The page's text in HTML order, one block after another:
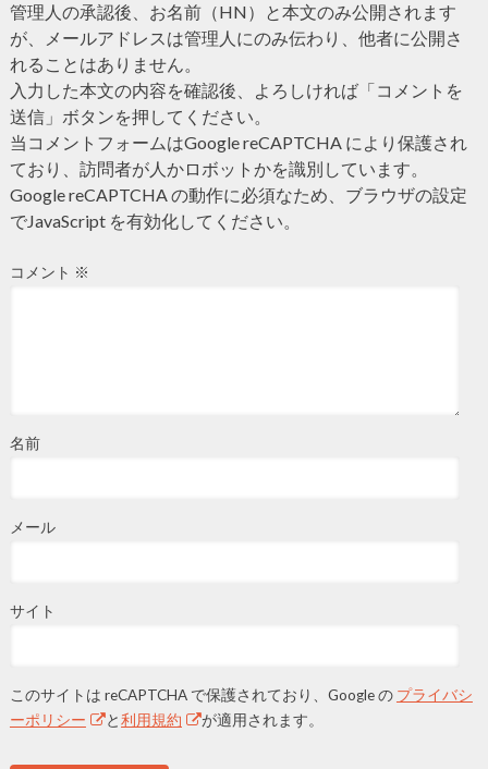
管理人の承認後、お名前（HN）と本文のみ公開されます
が、メールアドレスは管理人にのみ伝わり、他者に公開さ
れることはありません。
入力した本文の内容を確認後、よろしければ「コメントを
送信」ボタンを押してください。
当コメントフォームはGoogle reCAPTCHA により保護され
ており、訪問者が人かロボットかを識別しています。
Google reCAPTCHA の動作に必須なため、ブラウザの設定
でJavaScript を有効化してください。
コメント ※
名前
メール
サイト
このサイトは reCAPTCHA で保護されており、Google の プライバシ
ーポリシー
と利用規約 が適用されます。